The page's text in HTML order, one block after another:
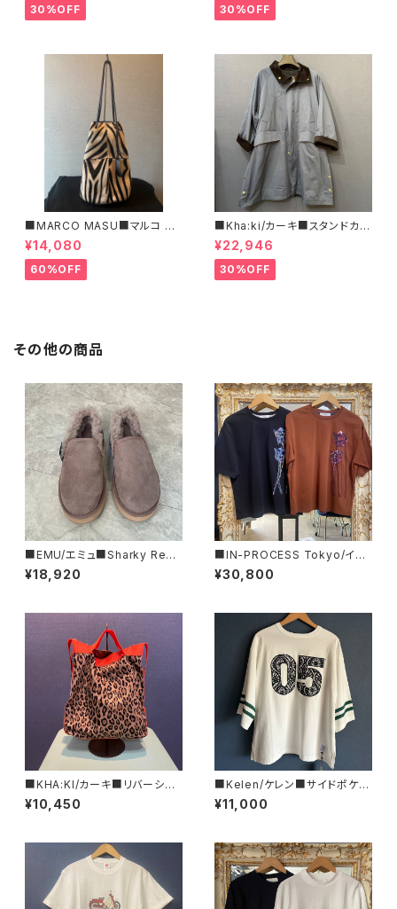
30%OFF 30%OFF
■MARCO MASU■マルコ マ
ージ■ハラコ・ゼブラ柄巾着BA
G■程よいサイズで可愛い
¥14,080
60%OFF
■Kha:ki/カーキ■スタンドカラ
ー・コート■
¥22,946
30%OFF
その他の商品
■EMU/エミュ■Sharky Reef
■JAPAN LIMITEDムートンシ
ューズ
¥18,920
■IN-PROCESS Tokyo/イン
プロセストキョー■チューリッ
プ・エンブロイダリー・オーバー
¥30,800
■KHA:KI/カーキ■リバーシブ
ルトートBAG■MIL25SBG304
7■
¥10,450
■Kelen/ケレン■サイドポケッ
ト・スウェットTEE■KLM26HC
S1203
¥11,000